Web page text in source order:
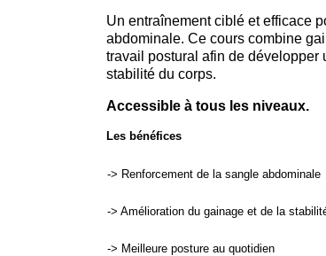
Un entraînement ciblé et efficace
abdominale. Ce cours combine
travail postural afin de développer
stabilité du corps.
Accessible à tous les niveaux.
Les bénéfices
-> Renforcement de la sangle abdominale
-> Amélioration du gainage et de la
-> Meilleure posture au quotidien